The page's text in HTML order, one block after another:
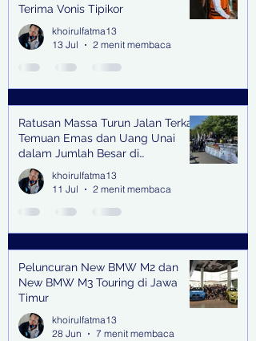
Terima Vonis Tipikor
khoirulfatma13
13 Jul
2 menit membaca
Ratusan Massa Turun Jalan Terkait
Temuan Emas dan Uang Unai
dalam Jumlah Besar di
Lingkungan Jampidsus Kejaksaan
Agung RI di Jakarta
khoirulfatma13
11 Jul
2 menit membaca
Peluncuran New BMW M2 dan
New BMW M3 Touring di Jawa
Timur
khoirulfatma13
28 Jun
7 menit membaca